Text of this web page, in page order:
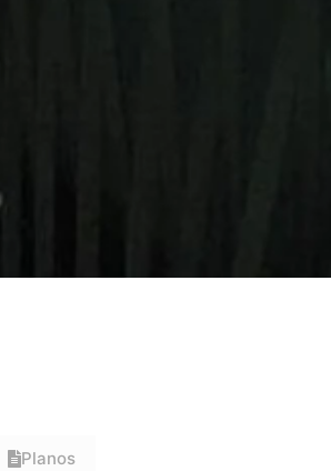
Planos